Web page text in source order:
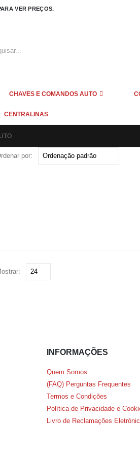
VER PREÇOS.
CHAVES E COMANDOS AUTO
CENTRALINAS
por:
INFORMAÇÕES
Quem Somos
(FAQ) Perguntas Frequentes
Termos e Condições
Política de Privacidade e
Livro de Reclamações